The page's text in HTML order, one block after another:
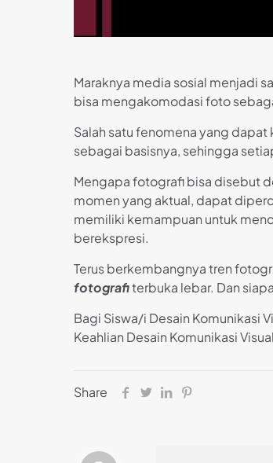
Maraknya media sosial menjadi
bisa mengakomodasi foto
Salah satu fenomena yang
sebagai basisnya, sehingga
Mengapa fotografi bisa disebut
momen yang aktual, dapat
memiliki kemampuan untuk
berekspresi.
Terus berkembangnya tren
fotografiterbuka lebar. Dan
Bagi Siswa/i Desain Komunikasi
Keahlian Desain Komunikasi
Share